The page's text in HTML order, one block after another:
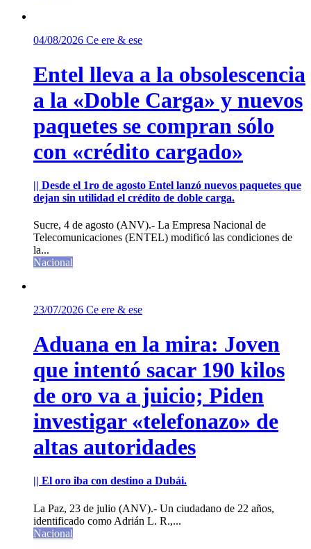
04/08/2026 Ce ere & ese
Entel lleva a la obsolescencia
a la «Doble Carga» y nuevos
paquetes se compran sólo
con «crédito cargado»
|| Desde el 1ro de agosto Entel lanzó nuevos paquetes que
dejan sin utilidad el crédito de doble carga.
Sucre, 4 de agosto (ANV).- La Empresa Nacional de
Telecomunicaciones (ENTEL) modificó las condiciones de
la...
Nacional
23/07/2026 Ce ere & ese
Aduana en la mira: Joven
que intentó sacar 190 kilos
de oro va a juicio; Piden
investigar «telefonazo» de
altas autoridades
|| El oro iba con destino a Dubái.
La Paz, 23 de julio (ANV).- Un ciudadano de 22 años,
identificado como Adrián L. R.,...
Nacional